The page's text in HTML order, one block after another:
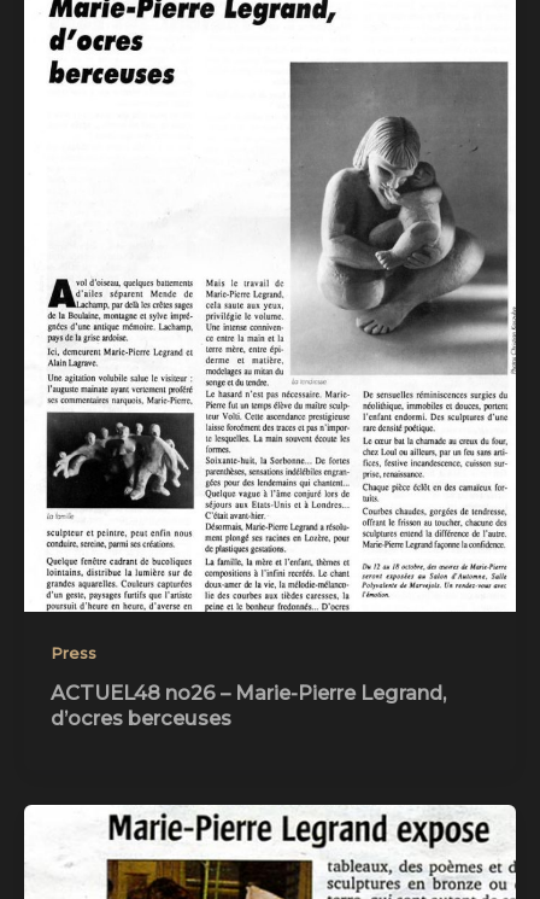
Press
ACTUEL48 no26 – Marie-Pierre Legrand,
d’ocres berceuses